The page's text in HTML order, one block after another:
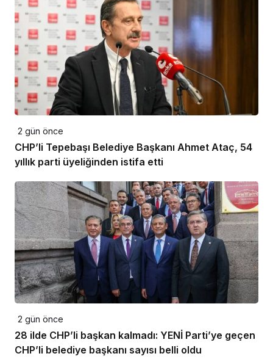
2 gün önce
CHP’li Tepebaşı Belediye Başkanı Ahmet Ataç, 54
yıllık parti üyeliğinden istifa etti
2 gün önce
28 ilde CHP’li başkan kalmadı: YENİ Parti’ye geçen
CHP’li belediye başkanı sayısı belli oldu